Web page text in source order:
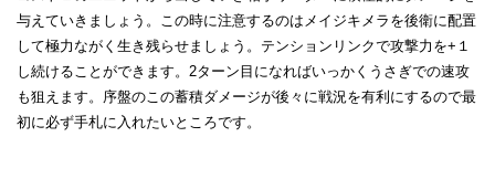
与えていきましょう。この時に注意するのはメイジキメラを後衛に配置
して極力ながく生き残らせましょう。テンションリンクで攻撃力を+１
し続けることができます。2ターン目になればいっかくうさぎでの速攻
も狙えます。序盤のこの蓄積ダメージが後々に戦況を有利にするので最
初に必ず手札に入れたいところです。